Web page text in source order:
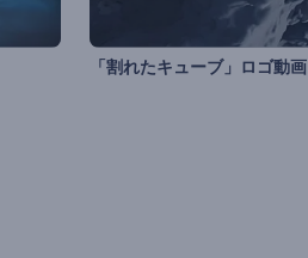
「割れたキューブ」ロゴ動画